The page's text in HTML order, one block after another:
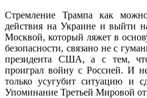
Стремление Трампа как
действия на Украине и выйти
Москвой, который ляжет в
безопасности, связано не с
президента США, а с тем,
проиграл войну с Россией. И
только усугубит ситуацию и
Упоминание Третьей Мировой